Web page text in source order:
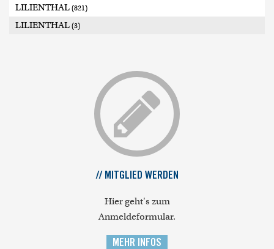
LILIENTHAL (821)
LILIENTHAL (3)
// MITGLIED WERDEN
Hier geht's zum
Anmeldeformular.
MEHR INFOS